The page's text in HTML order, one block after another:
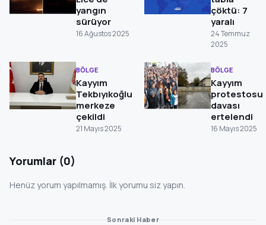
yangın
sürüyor
16 Ağustos 2025
çöktü: 7
yaralı
24 Temmuz
2025
BÖLGE
Kayyım
Tekbıyıkoğlu
merkeze
çekildi
21 Mayıs 2025
BÖLGE
Kayyım
protestosu
davası
ertelendi
16 Mayıs 2025
Yorumlar (0)
Henüz yorum yapılmamış. İlk yorumu siz yapın.
Sonraki Haber